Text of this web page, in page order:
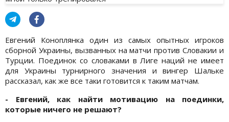
Евгений Коноплянка один из самых опытных игроков
сборной Украины, вызванных на матчи против Словакии и
Турции. Поединок со словаками в Лиге наций не имеет
для Украины турнирного значения и вингер Шальке
рассказал, как же все таки готовится к таким матчам.
- Евгений, как найти мотивацию на поединки,
которые ничего не решают?